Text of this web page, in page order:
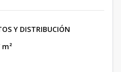
Y DISTRIBUCIÓN